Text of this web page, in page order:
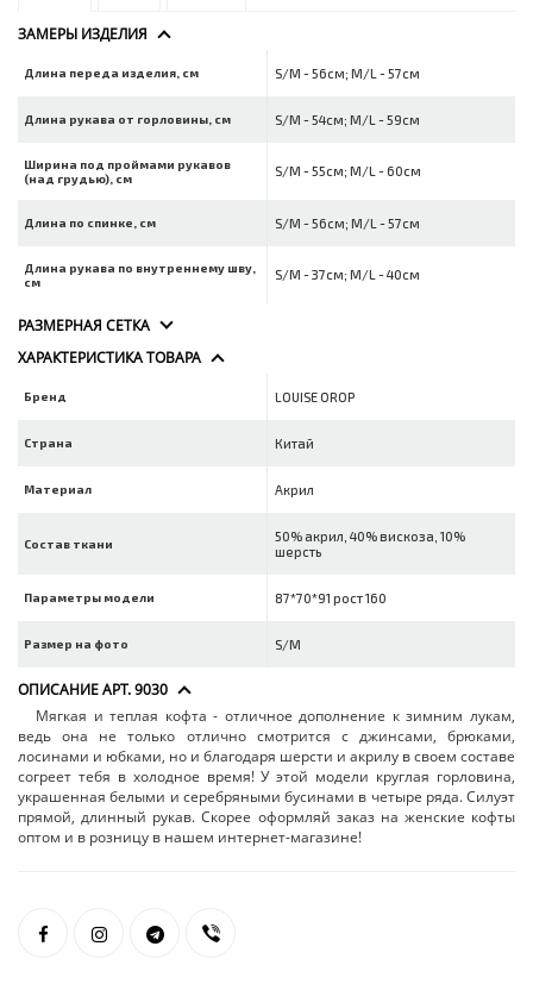
ЗАМЕРЫ ИЗДЕЛИЯ
Длина переда изделия, см S/M - 56см; M/L - 57см
Длина рукава от горловины, см S/M - 54см; M/L - 59см
Ширина под проймами рукавов
(над грудью), см
S/M - 55см; M/L - 60см
Длина по спинке, см S/M - 56см; M/L - 57см
Длина рукава по внутреннему шву,
см
S/M - 37см; M/L - 40см
РАЗМЕРНАЯ СЕТКА
ХАРАКТЕРИСТИКА ТОВАРА
Бренд LOUISE OROP
Страна Китай
Материал Акрил
Состав ткани
50% акрил, 40% вискоза, 10%
шерсть
Параметры модели 87*70*91 рост 160
Размер на фото S/M
ОПИСАНИЕ АРТ. 9030
Мягкая и теплая кофта - отличное дополнение к зимним лукам,
ведь она не только отлично смотрится с джинсами, брюками,
лосинами и юбками, но и благодаря шерсти и акрилу в своем составе
согреет тебя в холодное время! У этой модели круглая горловина,
украшенная белыми и серебряными бусинами в четыре ряда. Силуэт
прямой, длинный рукав. Скорее оформляй заказ на женские кофты
оптом и в розницу в нашем интернет-магазине!